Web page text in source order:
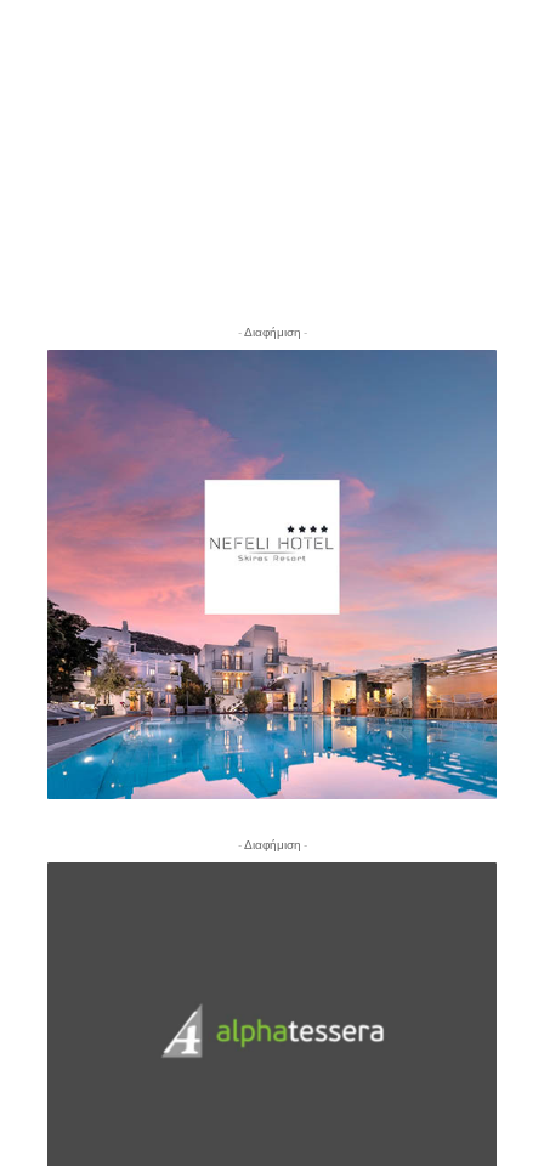
- Διαφήμιση -
- Διαφήμιση -